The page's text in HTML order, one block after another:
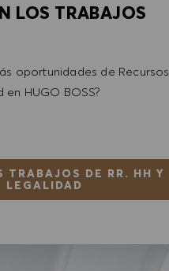
LOS TRABAJOS
oportunidades de Recursos
HUGO BOSS?
TRABAJOS DE RR. HH Y
LEGALIDAD